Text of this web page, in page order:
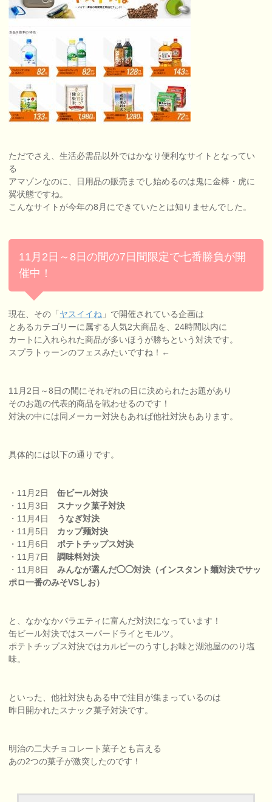
ただでさえ、生活必需品以外ではかなり便利なサイトとなってい
る
アマゾンなのに、日用品の販売までし始めるのは鬼に金棒・虎に
翼状態ですね。
こんなサイトが今年の8月にできていたとは知りませんでした。
11月2日～8日の間の7日間限定で七番勝負が開
催中！
現在、その「 ヤスイイね 」で開催されている企画は
とあるカテゴリーに属する人気2大商品を、24時間以内に
カートに入れられた商品が多いほうが勝ちという対決です。
スプラトゥーンのフェスみたいですね！←
11月2日～8日の間にそれぞれの日に決められたお題があり
そのお題の代表的商品を戦わせるのです！
対決の中には同メーカー対決もあれば他社対決もあります。
具体的には以下の通りです。
・11月2日缶ビール対決
・11月3日 スナック菓子対決
・11月4日 うなぎ対決
・11月5日 カップ麺対決
・11月6日 ポテトチップス対決
・11月7日調味料対決
・11月8日みんなが選んだ◯◯対決（インスタント麺対決でサッ
ポロ一番のみそVSしお）
と、なかなかバラエティに富んだ対決になっています！
缶ビール対決ではスーパードライとモルツ。
ポテトチップス対決ではカルビーのうすしお味と湖池屋ののり塩
味。
といった、他社対決もある中で注目が集まっているのは
昨日開かれたスナック菓子対決です。
明治の二大チョコレート菓子とも言える
あの2つの菓子が激突したのです！